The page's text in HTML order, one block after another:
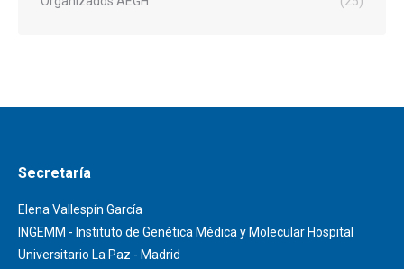
Secretaría
Elena Vallespín García
INGEMM - Instituto de Genética Médica y Molecular Hospital
Universitario La Paz - Madrid